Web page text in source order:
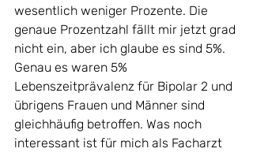
wesentlich weniger Prozente. Die
genaue Prozentzahl fällt mir jetzt grad
nicht ein, aber ich glaube es sind 5%.
Genau es waren 5%
Lebenszeitprävalenz für Bipolar 2 und
übrigens Frauen und Männer sind
gleichhäufig betroffen. Was noch
interessant ist für mich als Facharzt